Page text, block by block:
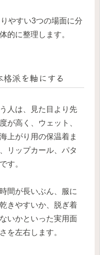
やすい3つの場面に分
的に整理します。
派を軸にする
人は、見た目より先
が高く、ウェット、
上がり用の保温着ま
リップカール、パタ
す。
間が長いぶん、服に
きやすいか、脱ぎ着
いかといった実用面
を左右します。